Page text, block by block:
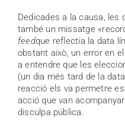
Dedicades a la causa, les
també un missatge
feedque reflectia la data
obstant això, un error en
a entendre que les
(un dia més tard de la
reacció els va permetre
acció que van
disculpa pública.